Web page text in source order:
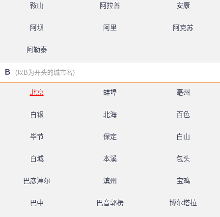
鞍山 阿拉善 安康
阿坝 阿里 阿克苏
阿勒泰
B (以B为开头的城市名)
北京 蚌埠 亳州
白银 北海 百色
毕节 保定 白山
白城 本溪 包头
巴彦淖尔 滨州 宝鸡
巴中 巴音郭楞 博尔塔拉